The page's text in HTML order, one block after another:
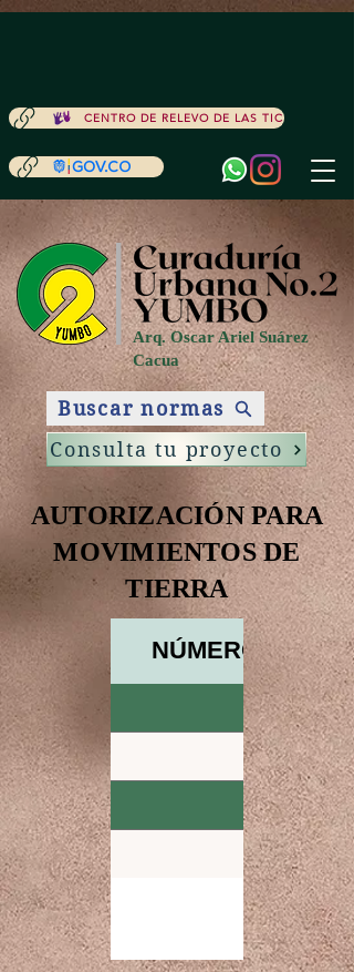
Consulta tu proyecto
Arq. Oscar Ariel Suárez
Cacua
CENTRO DE RELEVO DE LAS TIC
Buscar normas
AUTORIZACIÓN PARA
MOVIMIENTOS DE
TIERRA
NÚMERO DE